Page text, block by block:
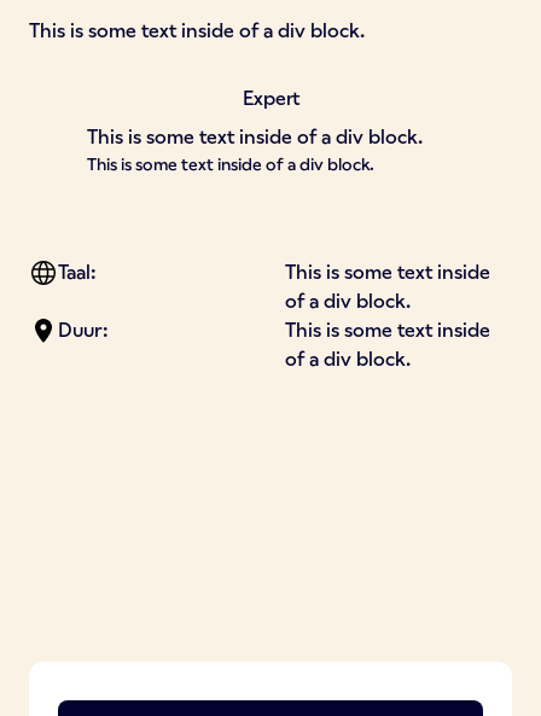
This is some text inside of a div block.
Expert
This is some text inside of a div block.
This is some text inside of a div block.
Taal:
This is some text inside
of a div block.
Duur:
This is some text inside
of a div block.